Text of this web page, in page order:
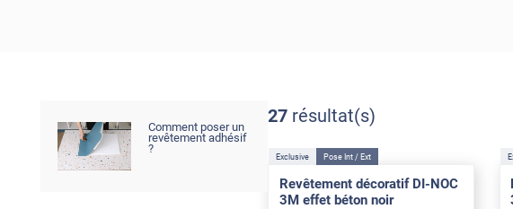
Comment poser un
revêtement adhésif
?
27 résultat(s)
Exclusive Pose Int / Ext
Revêtement décoratif DI-NOC
3M effet béton noir